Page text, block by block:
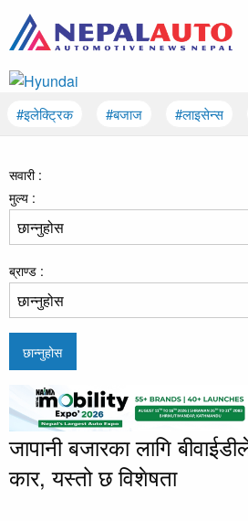
#इलेक्ट्रिक #बजाज #लाइसेन्स
सवारी :
मुल्य :
ब्राण्ड :
जापानी बजारका लागि
कार, यस्तो छ विशेषता